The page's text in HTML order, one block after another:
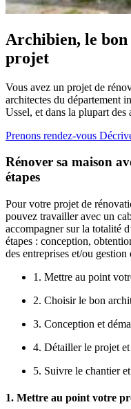
Archibien, le
projet
Vous avez un projet de
architectes du département
Ussel, et dans la plupart
Prenons rendez-vous
Rénover sa maison
étapes
Pour votre projet de
pouvez travailler avec un
accompagner sur la totalité
étapes : conception,
des entreprises et/ou gestion
1. Mettre au point
2. Choisir le bon
3. Conception et
4. Détailler le projet
5. Suivre le chantier
1. Mettre au point votre